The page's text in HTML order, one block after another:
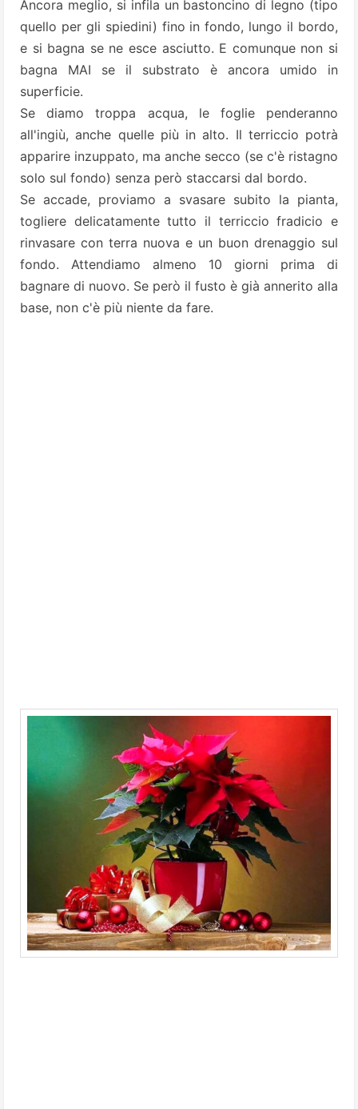
Ancora meglio, si infila un bastoncino di legno (tipo
quello per gli spiedini) fino in fondo, lungo il bordo,
e si bagna se ne esce asciutto. E comunque non si
bagna MAI se il substrato è ancora umido in
superficie.
Se diamo troppa acqua, le foglie penderanno
all'ingiù, anche quelle più in alto. Il terriccio potrà
apparire inzuppato, ma anche secco (se c'è ristagno
solo sul fondo) senza però staccarsi dal bordo.
Se accade, proviamo a svasare subito la pianta,
togliere delicatamente tutto il terriccio fradicio e
rinvasare con terra nuova e un buon drenaggio sul
fondo. Attendiamo almeno 10 giorni prima di
bagnare di nuovo. Se però il fusto è già annerito alla
base, non c'è più niente da fare.